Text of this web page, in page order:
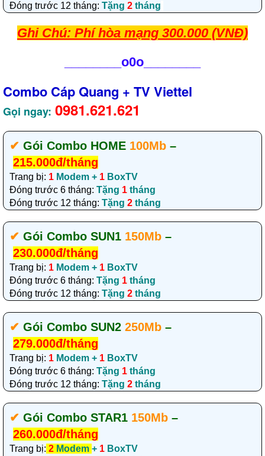
Đóng trước 12 tháng: Tặng 2 tháng
Ghi Chú: Phí hòa mạng 300.000 (VNĐ)
o0o________
Combo Cáp Quang + TV Viettel
Gọi ngay: 0981.621.621
✔‎ Gói Combo HOME 100Mb –
215.000đ/tháng
Trang bị: 1 Modem + 1 BoxTV
Đóng trước 6 tháng: Tặng 1 tháng
Đóng trước 12 tháng: Tặng 2 tháng
✔‎ Gói Combo SUN1 150Mb –
230.000đ/tháng
Trang bị: 1 Modem + 1 BoxTV
Đóng trước 6 tháng: Tặng 1 tháng
Đóng trước 12 tháng: Tặng 2 tháng
✔‎ Gói Combo SUN2 250Mb –
279.000đ/tháng
Trang bị: 1 Modem + 1 BoxTV
Đóng trước 6 tháng: Tặng 1 tháng
Đóng trước 12 tháng: Tặng 2 tháng
✔‎ Gói Combo STAR1 150Mb –
260.000đ/tháng
Trang bị: 2 Modem + 1 BoxTV